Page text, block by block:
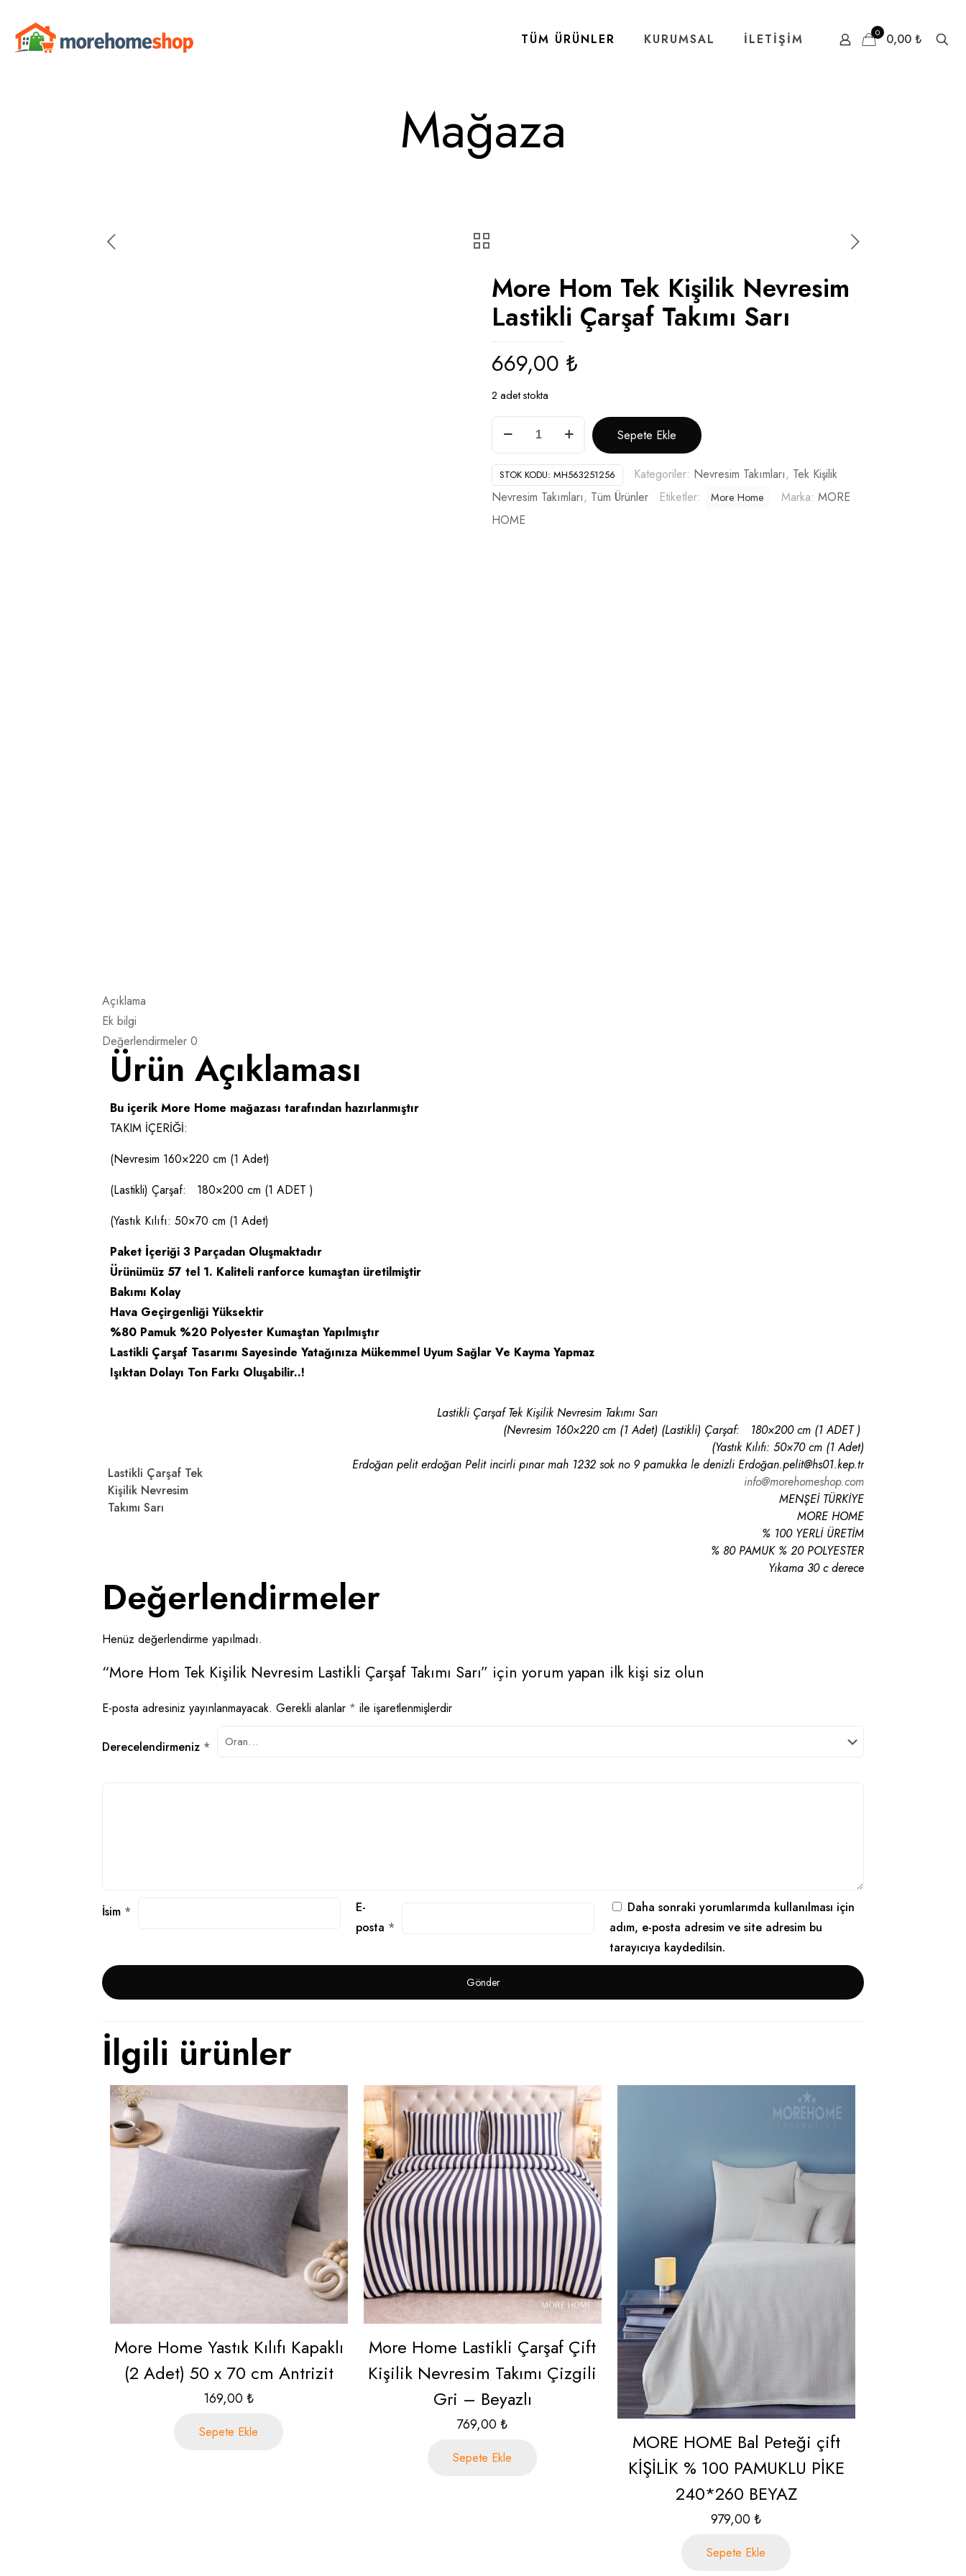
TÜM ÜRÜNLER KURUMSAL İLETİŞİM 0 0,00 ₺
Mağaza
More Hom Tek Kişilik Nevresim
Lastikli Çarşaf Takımı Sarı
669,00 ₺
2 adet stokta
Tek
Kişilik
Nevresim
Lastikli
Sepete Ekle
STOK KODU: MH563251256 Kategoriler: Nevresim Takımları, Tek Kişilik
Nevresim Takımları, Tüm Ürünler Etiketler: More Home Marka: MORE
HOME
Açıklama
Ek bilgi
Değerlendirmeler 0
Ürün Açıklaması
Bu içerik More Home mağazası tarafından hazırlanmıştır
TAKIM İÇERİĞİ:
(Nevresim 160×220 cm (1 Adet)
(Lastikli) Çarşaf: 180×200 cm (1 ADET )
(Yastık Kılıfı: 50×70 cm (1 Adet)
Paket İçeriği 3 Parçadan Oluşmaktadır
Ürünümüz 57 tel 1. Kaliteli ranforce kumaştan üretilmiştir
Bakımı Kolay
Hava Geçirgenliği Yüksektir
%80 Pamuk %20 Polyester Kumaştan Yapılmıştır
Lastikli Çarşaf Tasarımı Sayesinde Yatağınıza Mükemmel Uyum Sağlar Ve Kayma Yapmaz
Işıktan Dolayı Ton Farkı Oluşabilir..!
Lastikli Çarşaf Tek
Kişilik Nevresim
Takımı Sarı
Lastikli Çarşaf Tek Kişilik Nevresim Takımı Sarı
(Nevresim 160×220 cm (1 Adet) (Lastikli) Çarşaf: 180×200 cm (1 ADET )
(Yastık Kılıfı: 50×70 cm (1 Adet)
Erdoğan pelit erdoğan Pelit incirli pınar mah 1232 sok no 9 pamukka le denizli Erdoğan.pelit@hs01.kep.tr
info@morehomeshop.com
MENŞEİ TÜRKİYE
MORE HOME
% 100 YERLİ ÜRETİM
% 80 PAMUK % 20 POLYESTER
Yıkama 30 c derece
Değerlendirmeler
Henüz değerlendirme yapılmadı.
“More Hom Tek Kişilik Nevresim Lastikli Çarşaf Takımı Sarı” için yorum yapan ilk kişi siz olun
E-posta adresiniz yayınlanmayacak. Gerekli alanlar * ile işaretlenmişlerdir
Derecelendirmeniz *
İsim *
E-
posta *
Daha sonraki yorumlarımda kullanılması için
adım, e-posta adresim ve site adresim bu
tarayıcıya kaydedilsin.
İlgili ürünler
More Home Yastık Kılıfı Kapaklı
(2 Adet) 50 x 70 cm Antrizit
169,00₺
Sepete Ekle
More Home Lastikli Çarşaf Çift
Kişilik Nevresim Takımı Çizgili
Gri – Beyazlı
769,00₺
Sepete Ekle
MORE HOME Bal Peteği çift
KİŞİLİK % 100 PAMUKLU PİKE
240*260 BEYAZ
979,00₺
Sepete Ekle